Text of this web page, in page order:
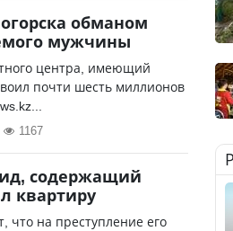
обманом
мужчины
центра, имеющий
почти шесть миллионов
1167
содержащий
квартиру
что на преступление его